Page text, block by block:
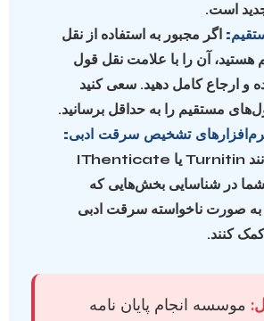
است.
اگر مجبور به استفاده از نقل
آن را با علامت نقل قول
ارجاع کامل دهید. سعی کنید
مستقیم را به حداقل برسانید.
نرم‌افزارهای تشخیص سرقت ادبی:
ابزارهایی مانند Turnitin یا IThenticate
شما در شناسایی بخش‌هایی که
صورت ناخواسته سرقت ادبی
کنند.
موسسه انجام پایان نامه